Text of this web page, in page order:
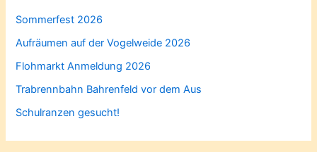
Sommerfest 2026
Aufräumen auf der Vogelweide 2026
Flohmarkt Anmeldung 2026
Trabrennbahn Bahrenfeld vor dem Aus
Schulranzen gesucht!